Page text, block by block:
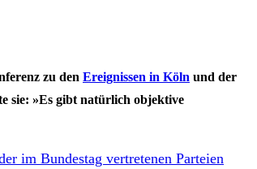
zu den Ereignissen in Köln und der
sie: »Es gibt natürlich objektive
im Bundestag vertretenen Parteien